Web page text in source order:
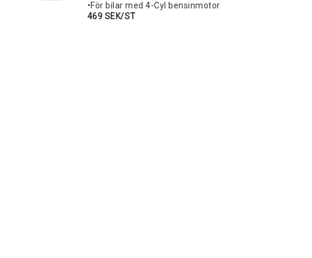
•För bilar med 4-Cyl bensinmotor
469 SEK/ST